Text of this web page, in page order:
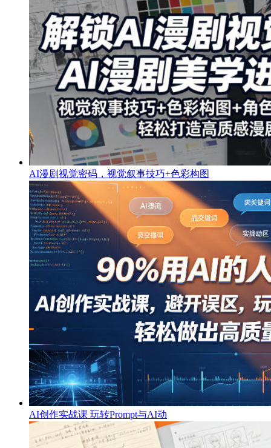
AI漫剧视觉密码，视觉叙事技巧+色彩构图
AI创作实战课 玩转Prompt与AI动